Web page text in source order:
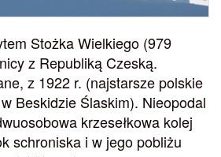
Stożka Wielkiego (979
z Republiką Czeską.
z 1922 r. (najstarsze polskie
Beskidzie Ślaskim). Nieopodal
krzesełkowa kolej
schroniska i w jego pobliżu